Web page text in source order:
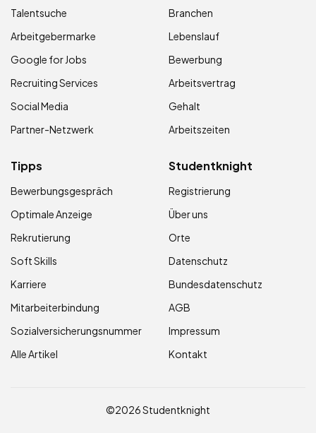
Talentsuche
Arbeitgebermarke
Google for Jobs
Recruiting Services
Social Media
Partner-Netzwerk
Branchen
Lebenslauf
Bewerbung
Arbeitsvertrag
Gehalt
Arbeitszeiten
Tipps
Bewerbungsgespräch
Optimale Anzeige
Rekrutierung
Soft Skills
Karriere
Mitarbeiterbindung
Sozialversicherungsnummer
Alle Artikel
Studentknight
Registrierung
Über uns
Orte
Datenschutz
Bundesdatenschutz
AGB
Impressum
Kontakt
©2026 Studentknight